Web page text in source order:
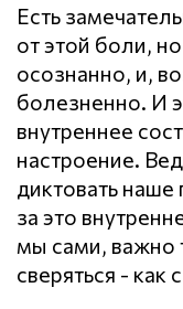
Есть
от этой боли,
осознанно, и,
болезненно. И
внутреннее
настроение.
диктовать наше
за это
мы сами, важно
сверяться - как